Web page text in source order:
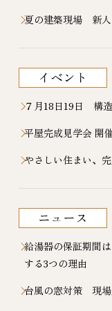
夏の建築現場 新
イベント
７月18日19日 構
平屋完成見学会 開
やさしい住まい、
ニュース
給湯器の保証期間
する3つの理由
台風の窓対策 現場